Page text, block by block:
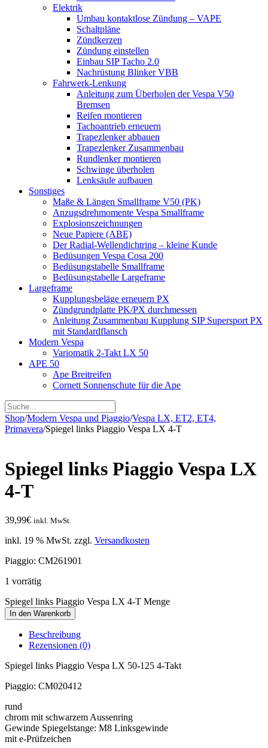
Elektrik
Umbau kontaktlose Zündung – VAPE
Schaltpläne
Zündkerzen
Zündung einstellen
Einbau SIP Tacho 2.0
Nachrüstung Blinker VBB
Fahrwerk-Lenkung
Anleitung zum Überholen der Vespa V50
Bremsen
Reifen montieren
Tachoantrieb erneuern
Trapezlenker abbauen
Trapezlenker Zusammenbau
Rundlenker montieren
Schwinge überholen
Lenksäule aufbauen
Sonstiges
Maße & Längen Smallframe V50 (PK)
Anzugsdrehmomente Vespa Smallframe
Explosionszeichnungen
Neue Papiere (ABE)
Der Radial-Wellendichtring – kleine Kunde
Bedüsungen Vespa Cosa 200
Bedüsungstabelle Smallframe
Bedüsungstabelle Largeframe
Largeframe
Kupplungsbeläge erneuern PX
Zündgrundplatte PK/PX durchmessen
Anleitung Zusammenbau Kupplung SIP Supersport PX
mit Standardflansch
Modern Vespa
Variomatik 2-Takt LX 50
APE 50
Ape Breitreifen
Cornett Sonnenschute für die Ape
Shop/Modern Vespa und Piaggio/Vespa LX, ET2, ET4,
Primavera/Spiegel links Piaggio Vespa LX 4-T
Spiegel links Piaggio Vespa LX
4-T
39,99€ inkl. MwSt.
inkl. 19 % MwSt. zzgl. Versandkosten
Piaggio: CM261901
1 vorrätig
Spiegel links Piaggio Vespa LX 4-T Menge
In den Warenkorb
Beschreibung
Rezensionen (0)
Spiegel links Piaggio Vespa LX 50-125 4-Takt
Piaggio: CM020412
rund
chrom mit schwarzem Aussenring
Gewinde Spiegelstange: M8 Linksgewinde
mit e-Prüfzeichen